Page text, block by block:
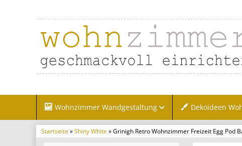
Wohnzimmer Wandgestaltung Dekoideen
Startseite»Shiny White» Grinigh Retro Wohnzimmer Freizeit Egg Pod